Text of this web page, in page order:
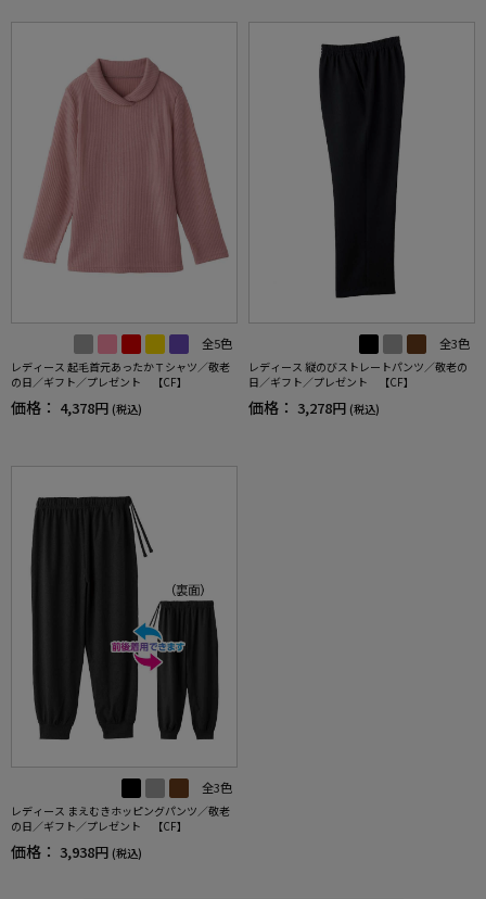
全5色
レディース 起毛首元あったかＴシャツ／敬老
の日／ギフト／プレゼント 【CF】
価格： 4,378円 (税込)
全3色
レディース 縦のびストレートパンツ／敬老の
日／ギフト／プレゼント 【CF】
価格： 3,278円 (税込)
全3色
レディース まえむきホッピングパンツ／敬老
の日／ギフト／プレゼント 【CF】
価格： 3,938円 (税込)